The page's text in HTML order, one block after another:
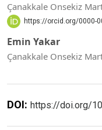
Çanakkale Onsekiz
https://orcid.org/0000-
Emin Yakar
Çanakkale Onsekiz
DOI: https://doi.org/